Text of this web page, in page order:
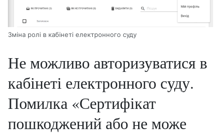
Зміна ролі в кабінеті електронного суду
Не можливо авторизуватися в
кабінеті електронного суду.
Помилка «Сертифікат
пошкоджений або не може